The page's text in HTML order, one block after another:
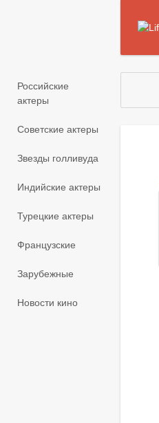
Российские
актеры
Советские актеры
Звезды голливуда
Индийские актеры
Турецкие актеры
Французские
Зарубежные
Новости кино